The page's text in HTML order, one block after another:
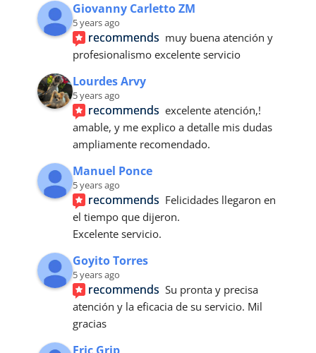
Giovanny Carletto ZM
5 years ago
recommends muy buena atención y
profesionalismo excelente servicio
Lourdes Arvy
5 years ago
recommends excelente atención,!
amable, y me explico a detalle mis dudas
ampliamente recomendado.
Manuel Ponce
5 years ago
recommends Felicidades llegaron en
el tiempo que dijeron.
Excelente servicio.
Goyito Torres
5 years ago
recommends Su pronta y precisa
atención y la eficacia de su servicio. Mil
gracias